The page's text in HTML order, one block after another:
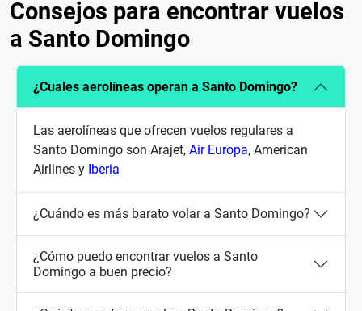
Consejos para encontrar vuelos
a Santo Domingo
¿Cuales aerolíneas operan a Santo Domingo?
Las aerolíneas que ofrecen vuelos regulares a
Santo Domingo son Arajet, Air Europa, American
Airlines y Iberia
¿Cuándo es más barato volar a Santo Domingo?
¿Cómo puedo encontrar vuelos a Santo
Domingo a buen precio?